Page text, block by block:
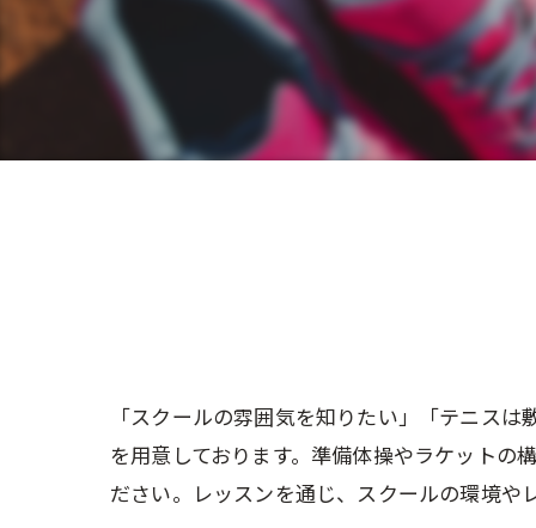
「スクールの雰囲気を知りたい」「テニス
を用意しております。準備体操やラケットの
ださい。レッスンを通じ、スクールの環境